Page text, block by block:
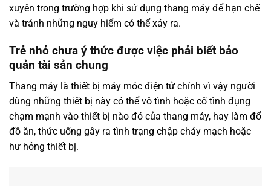
xuyên trong trường hợp khi sử dụng thang máy để hạn chế
và tránh những nguy hiểm có thể xảy ra.
Trẻ nhỏ chưa ý thức được việc phải biết bảo
quản tài sản chung
Thang máy là thiết bị máy móc điện tử chính vì vậy người
dùng những thiết bị này có thể vô tình hoặc cố tình đụng
chạm mạnh vào thiết bị nào đó của thang máy, hay làm đổ
đồ ăn, thức uống gây ra tình trạng chập cháy mạch hoặc
hư hỏng thiết bị.